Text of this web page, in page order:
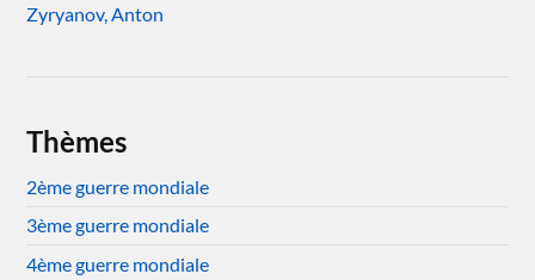
Zyryanov, Anton
Thèmes
2ème guerre mondiale
3ème guerre mondiale
4ème guerre mondiale